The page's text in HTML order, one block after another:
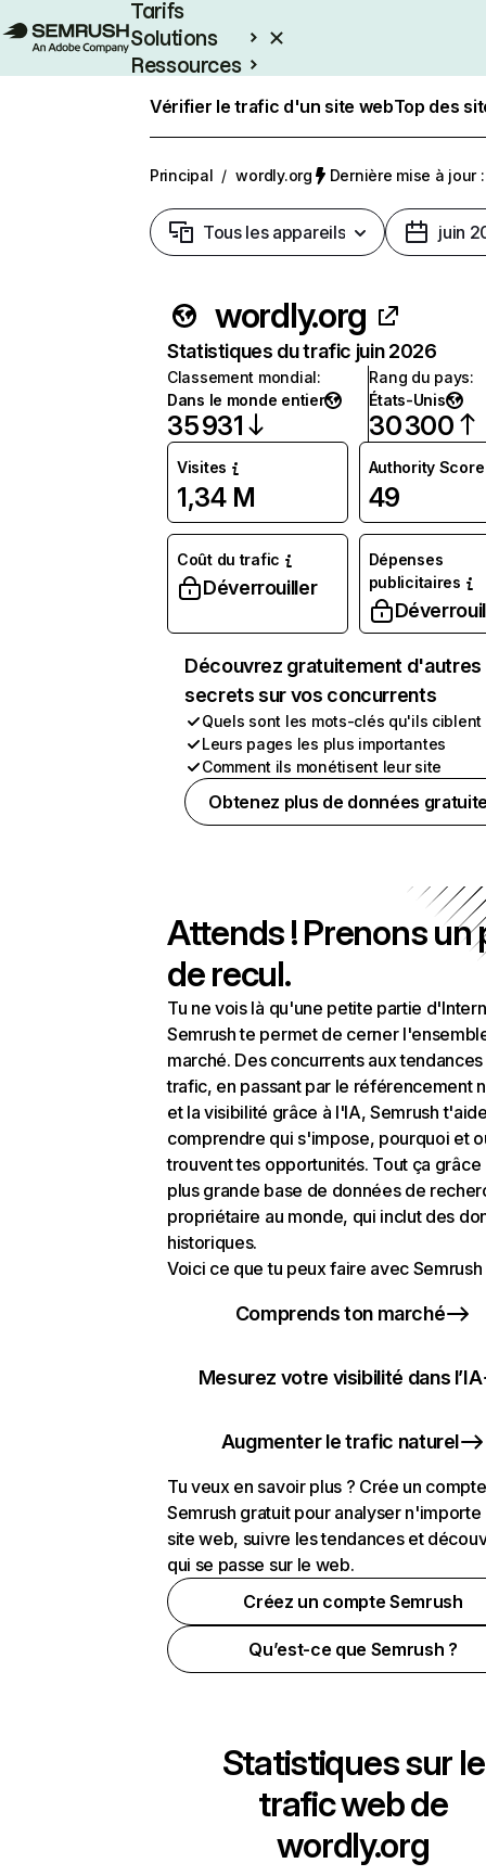
Tarifs
Solutions
Ressources
Vérifier le trafic d'un site webTop des
Principal / wordly.org Dernière mise à jour
Tous les appareils juin
wordly.org
Statistiques du trafic juin 2026
Classement mondial:
Dans le monde entier
35 931
Rang du pays:
États-Unis
30 300
Visites
1,34 M
Authority Score
49
Coût du trafic
Déverrouiller
Dépenses
publicitaires
Découvrez gratuitement d'autres
secrets sur vos concurrents
Quels sont les mots-clés qu'ils ciblent
Leurs pages les plus importantes
Comment ils monétisent leur site
Obtenez plus de données
Attends ! Prenons un
de recul.
Tu ne vois là qu'une petite partie
Semrush te permet de cerner
marché. Des concurrents aux
trafic, en passant par le référencement
et la visibilité grâce à l'IA, Semrush
comprendre qui s'impose, pourquoi et
trouvent tes opportunités. Tout ça grâce
plus grande base de données de
propriétaire au monde, qui inclut des
historiques.
Voici ce que tu peux faire avec Semrush
Comprends ton marché
Mesurez votre visibilité dans l’IA
Augmenter le trafic naturel
Tu veux en savoir plus ? Crée un compte
Semrush gratuit pour analyser n'importe
site web, suivre les tendances et
qui se passe sur le web.
Créez un compte Semrush
Qu’est-ce que Semrush ?
Statistiques sur le
trafic web de
wordly.org